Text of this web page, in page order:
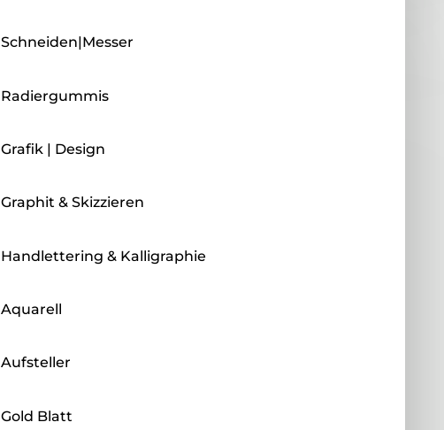
Schneiden|Messer
Radiergummis
Grafik | Design
Graphit & Skizzieren
Handlettering & Kalligraphie
Aquarell
Aufsteller
Gold Blatt